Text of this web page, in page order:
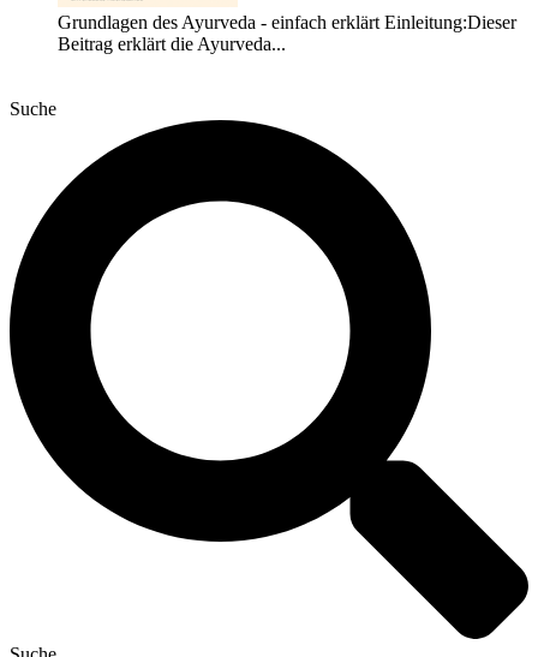
Grundlagen des Ayurveda - einfach erklärt Einleitung:Dieser
Beitrag erklärt die Ayurveda...
Suche